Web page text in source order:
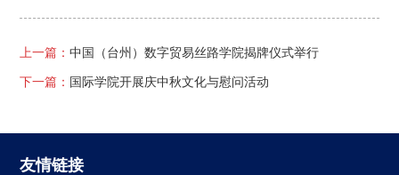
上一篇：中国（台州）数字贸易丝路学院揭牌仪式举行
下一篇： 国际学院开展庆中秋文化与慰问活动
友情链接